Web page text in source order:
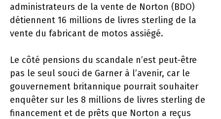
administrateurs de la vente de Norton (BDO)
détiennent 16 millions de livres sterling de la
vente du fabricant de motos assiégé.
Le côté pensions du scandale n’est peut-être
pas le seul souci de Garner à l’avenir, car le
gouvernement britannique pourrait souhaiter
enquêter sur les 8 millions de livres sterling de
financement et de prêts que Norton a reçus